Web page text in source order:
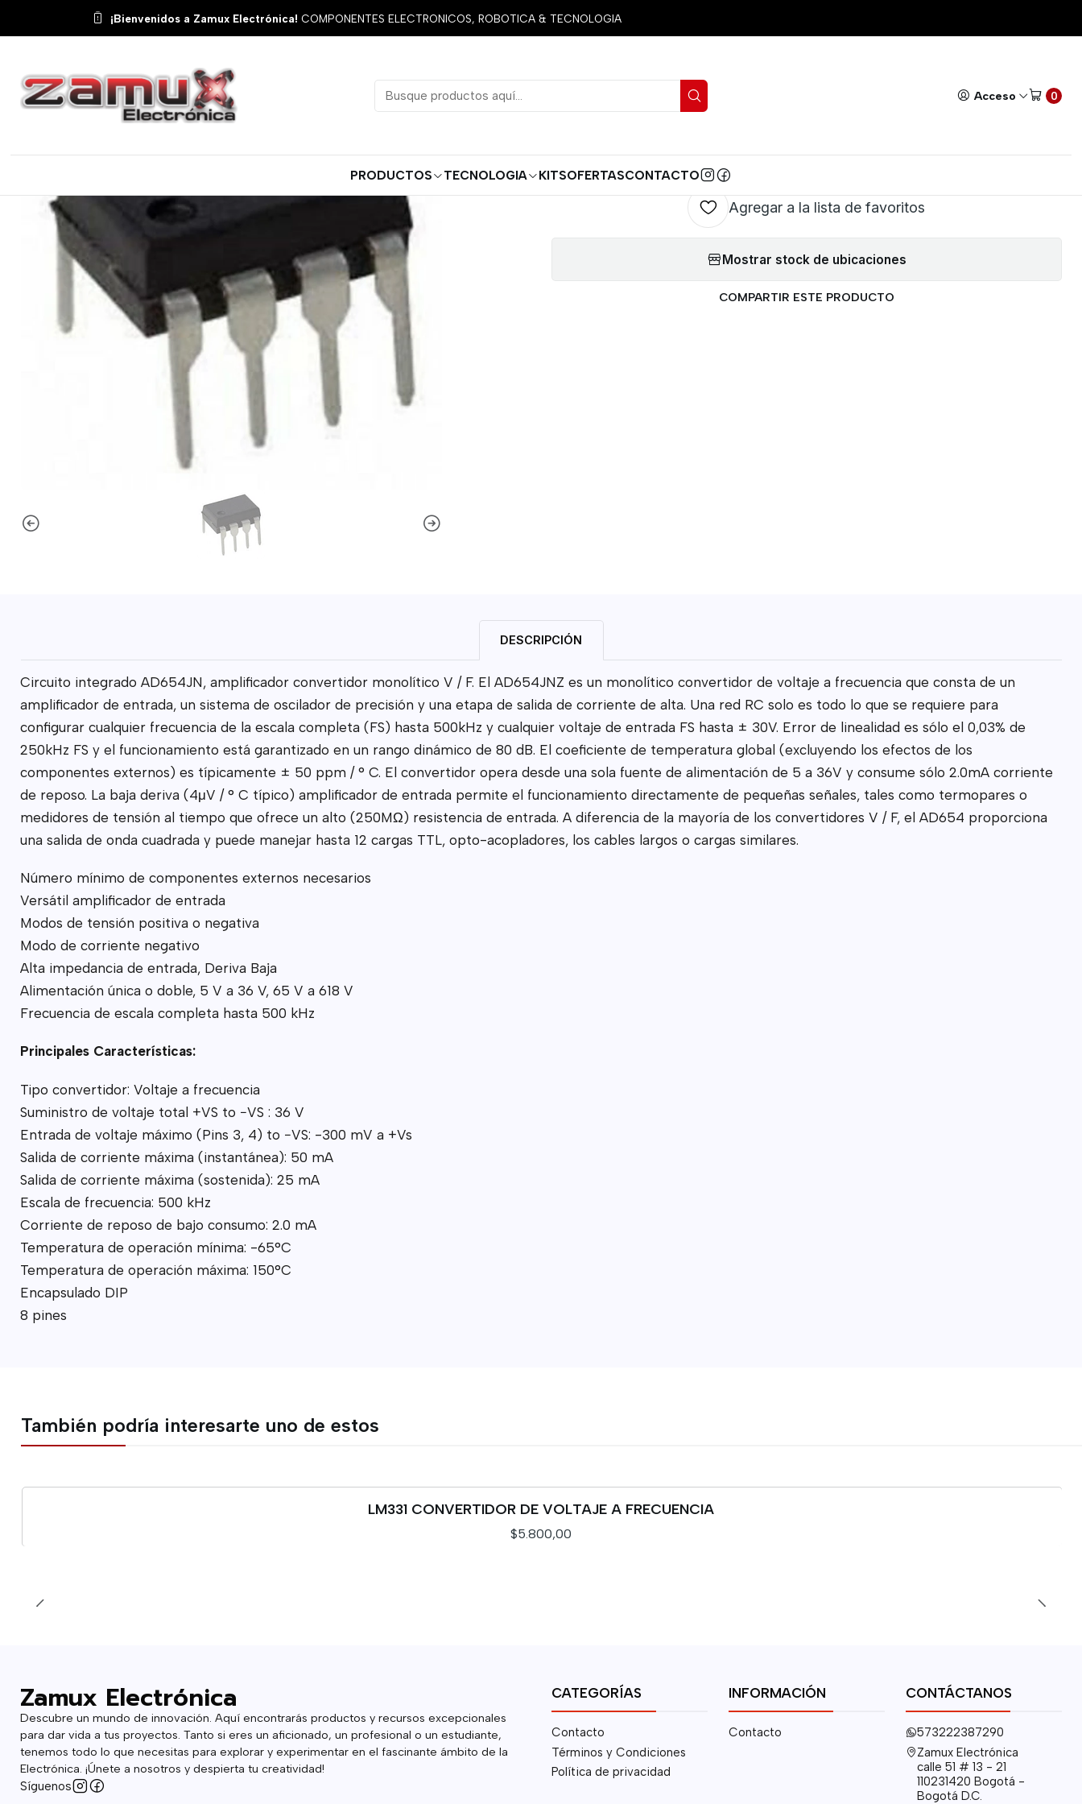
Acceso 0
PRODUCTOS TECNOLOGIA KITSOFERTASCONTACTO
¡Bienvenidos a Zamux Electrónica! COMPONENTES ELECTRONICOS, ROBOTICA & TECNOLOGIA
Inicio Productos Semiconductores Circuitos Integrados Varios AD654JN CONVERSOR MONOLITICO DE VOLTAJE A FRECUENCIA
AD654JN CONVERSOR MONOLITICO
DE VOLTAJE A FRECUENCIA
Cantidad
AGREGAR AL CARRITO COMPRAR AHORA
Agregar a la lista de favoritos
Mostrar stock de ubicaciones
COMPARTIR ESTE PRODUCTO
DESCRIPCIÓN
Circuito integrado AD654JN, amplificador convertidor monolítico V / F. El AD654JNZ es un monolítico convertidor de voltaje a frecuencia que consta de un
amplificador de entrada, un sistema de oscilador de precisión y una etapa de salida de corriente de alta. Una red RC solo es todo lo que se requiere para
configurar cualquier frecuencia de la escala completa (FS) hasta 500kHz y cualquier voltaje de entrada FS hasta ± 30V. Error de linealidad es sólo el 0,03% de
250kHz FS y el funcionamiento está garantizado en un rango dinámico de 80 dB. El coeficiente de temperatura global (excluyendo los efectos de los
componentes externos) es típicamente ± 50 ppm / ° C. El convertidor opera desde una sola fuente de alimentación de 5 a 36V y consume sólo 2.0mA corriente
de reposo. La baja deriva (4μV / ° C típico) amplificador de entrada permite el funcionamiento directamente de pequeñas señales, tales como termopares o
medidores de tensión al tiempo que ofrece un alto (250MΩ) resistencia de entrada. A diferencia de la mayoría de los convertidores V / F, el AD654 proporciona
una salida de onda cuadrada y puede manejar hasta 12 cargas TTL, opto-acopladores, los cables largos o cargas similares.
Número mínimo de componentes externos necesarios
Versátil amplificador de entrada
Modos de tensión positiva o negativa
Modo de corriente negativo
Alta impedancia de entrada, Deriva Baja
Alimentación única o doble, 5 V a 36 V, 65 V a 618 V
Frecuencia de escala completa hasta 500 kHz
Principales Características:
Tipo convertidor: Voltaje a frecuencia
Suministro de voltaje total +VS to −VS : 36 V
Entrada de voltaje máximo (Pins 3, 4) to −VS: -300 mV a +Vs
Salida de corriente máxima (instantánea): 50 mA
Salida de corriente máxima (sostenida): 25 mA
Escala de frecuencia: 500 kHz
Corriente de reposo de bajo consumo: 2.0 mA
Temperatura de operación mínima: -65°C
Temperatura de operación máxima: 150°C
Encapsulado DIP
8 pines
También podría interesarte uno de estos
LM331 CONVERTIDOR DE VOLTAJE A FRECUENCIA
$5.800,00
Zamux Electrónica
Descubre un mundo de innovación. Aquí encontrarás productos y recursos excepcionales
para dar vida a tus proyectos. Tanto si eres un aficionado, un profesional o un estudiante,
tenemos todo lo que necesitas para explorar y experimentar en el fascinante ámbito de la
Electrónica. ¡Únete a nosotros y despierta tu creatividad!
Síguenos
CATEGORÍAS
Contacto
Términos y Condiciones
Política de privacidad
INFORMACIÓN
Contacto
CONTÁCTANOS
573222387290
Zamux Electrónica
calle 51 # 13 - 21
110231420 Bogotá -
Bogotá D.C.